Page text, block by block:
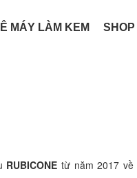
MÁY LÀM KEM SHOP
RUBICONE từ năm 2017 về